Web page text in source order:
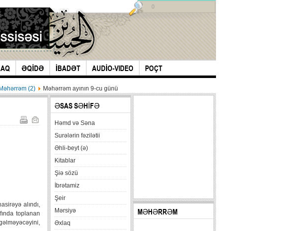
ƏQİDƏ İBADƏT AUDİO-VIDEO POÇT
0
Məhərrəm (2) Məhərrəm ayının 9-cu günü
alındı,
toplanan
ƏSAS SƏHİFƏ
Həmd və Səna
Surələrin fəzilətii
Əhli-beyt (ə)
Kitablar
Şiə sözü
İbrətamiz
Şeir
Mərsiyə
Əxlaq
MƏHƏRRƏM